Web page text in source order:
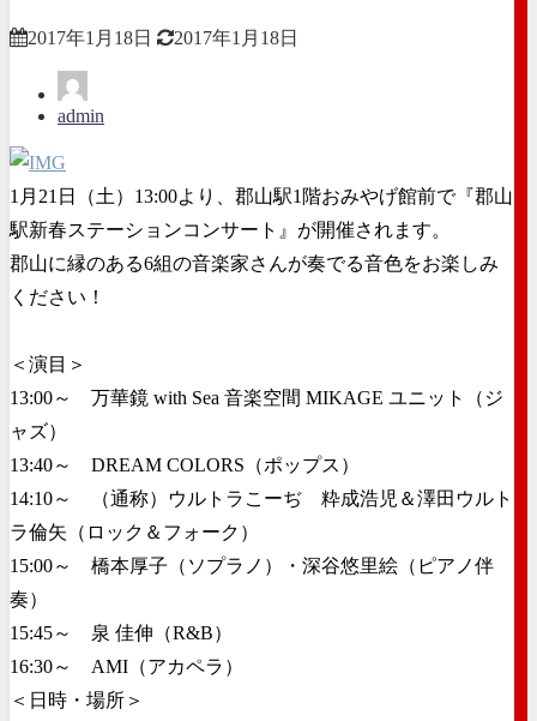
2017年1月18日 2017年1月18日
admin
1月21日（土）13:00より、郡山駅1階おみやげ館前で『郡山
駅新春ステーションコンサート』が開催されます。
郡山に縁のある6組の音楽家さんが奏でる音色をお楽しみ
ください！
＜演目＞
13:00～ 万華鏡 with Sea 音楽空間 MIKAGE ユニット（ジ
ャズ）
13:40～ DREAM COLORS（ポップス）
14:10～ （通称）ウルトラこーぢ 粋成浩児＆澤田ウルト
ラ倫矢（ロック＆フォーク）
15:00～ 橋本厚子（ソプラノ）・深谷悠里絵（ピアノ伴
奏）
15:45～ 泉 佳伸（R&B）
16:30～ AMI（アカペラ）
＜日時・場所＞